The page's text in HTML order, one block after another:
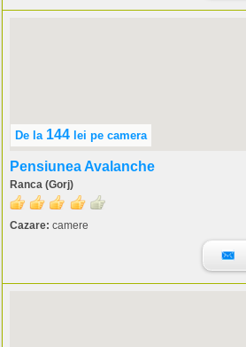
De la 144 lei pe camera
Pensiunea Avalanche
Ranca (Gorj)
Cazare: camere